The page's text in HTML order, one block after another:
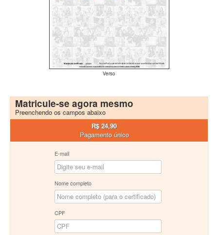
Verso
Matricule-se agora mesmo
Preenchendo os campos abaixo
R$ 24,90
Pagamento único
E-mail
Nome completo
CPF